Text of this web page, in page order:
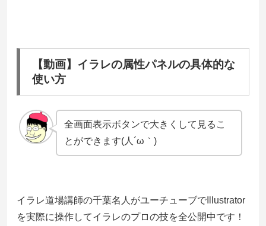
【動画】イラレの属性パネルの具体的な
使い方
全画面表示ボタンで大きくして見るこ
とができます(人´ω｀)
イラレ道場講師の千葉名人がユーチューブでIllustrator
を実際に操作してイラレのプロの技を全公開中です！